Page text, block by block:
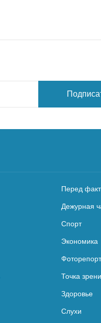
Перед
Дежурная
Спорт
Экономика
Точка
Здоровье
Слухи